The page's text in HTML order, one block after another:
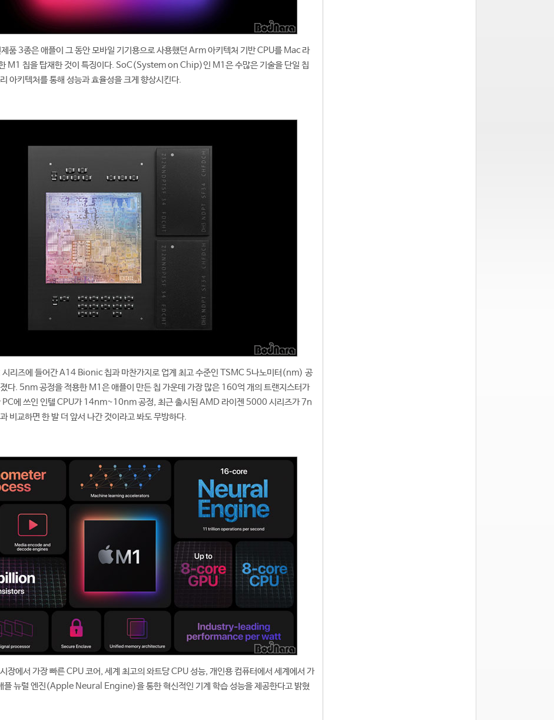
품 3종은 애플이 그 동안 모바일 기기용으로 사용했던 Arm 아키텍처 기반 CPU를 Mac 라
M1 칩을 탑재한 것이 특징이다. SoC(System on Chip)인 M1은 수많은 기술을 단일 칩
아키텍처를 통해 성능과 효율성을 크게 향상시킨다.
리즈에 들어간 A14 Bionic 칩과 마찬가지로 업계 최고 수준인 TSMC 5나노미터(nm) 공
다. 5nm 공정을 적용한 M1은 애플이 만든 칩 가운데 가장 많은 160억 개의 트랜지스터가
PC에 쓰인 인텔 CPU가 14nm~10nm 공정, 최근 출시된 AMD 라이젠 5000 시리즈가 7n
비교하면 한 발 더 앞서 나간 것이라고 봐도 무방하다.
장에서 가장 빠른 CPU 코어, 세계 최고의 와트당 CPU 성능, 개인용 컴퓨터에서 세계에서 가
플 뉴럴 엔진(Apple Neural Engine)을 통한 혁신적인 기계 학습 성능을 제공한다고 밝혔